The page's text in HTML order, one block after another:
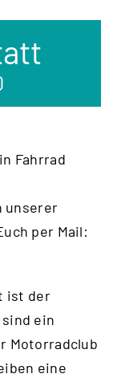
Fahrrad
unserer
per Mail:
ist der
ein
Motorradclub
eine